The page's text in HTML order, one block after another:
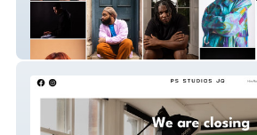
Paul Stringer